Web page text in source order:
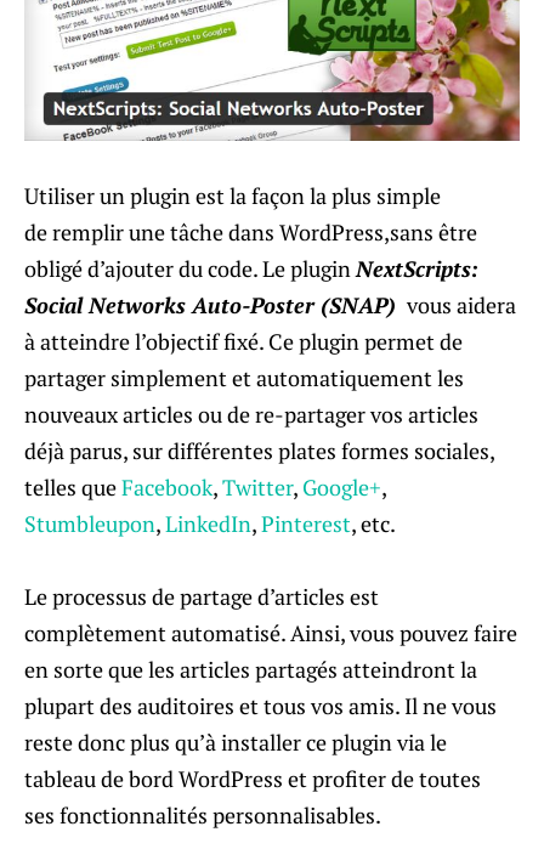
Utiliser un plugin est la façon la plus simple
de remplir une tâche dans WordPress,sans être
obligé d’ajouter du code. Le pluginNextScripts:
Social Networks Auto-Poster (SNAP) vous aidera
à atteindre l’objectif fixé. Ce plugin permet de
partager simplement et automatiquement les
nouveaux articles ou de re-partager vos articles
déjà parus, sur différentes plates formes sociales,
telles queFacebook,Twitter, Google+,
Stumbleupon,LinkedIn,Pinterest, etc.
Le processus de partage d’articles est
complètement automatisé. Ainsi, vous pouvez faire
en sorte que les articles partagés atteindront la
plupart des auditoires et tous vos amis. Il ne vous
reste donc plus qu’à installer ce plugin via le
tableau de bord WordPress et profiter de toutes
ses fonctionnalités personnalisables.